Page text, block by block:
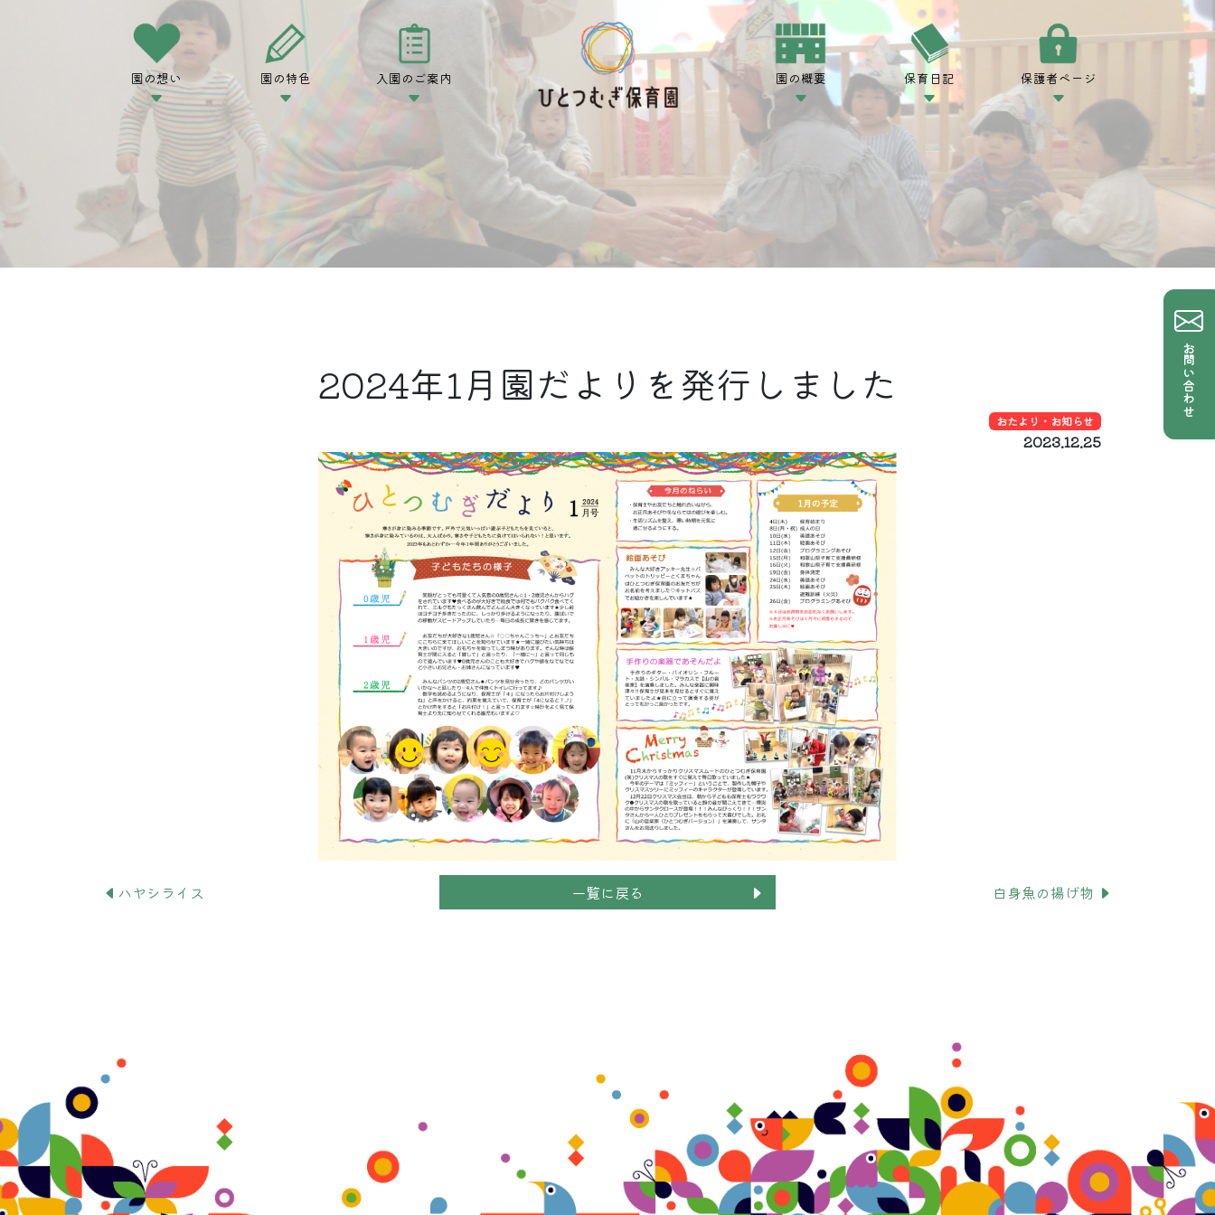
園の想い 園の特色 入園のご案内 園の概要 保育日記 保護者ページ
お問い合わせ
2024年1月園だよりを発行しました
おたより・お知らせ
2023.12.25
ハヤシライス 一覧に戻る 白身魚の揚げ物